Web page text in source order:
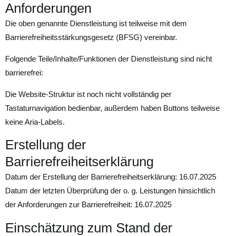
Anforderungen
Die oben genannte Dienstleistung ist teilweise mit dem
Barrierefreiheitsstärkungsgesetz (BFSG) vereinbar.
Folgende Teile/Inhalte/Funktionen der Dienstleistung sind nicht
barrierefrei:
Die Website-Struktur ist noch nicht vollständig per
Tastaturnavigation bedienbar, außerdem haben Buttons teilweise
keine Aria-Labels.
Erstellung der
Barrierefreiheitserklärung
Datum der Erstellung der Barrierefreiheitserklärung: 16.07.2025
Datum der letzten Überprüfung der o. g. Leistungen hinsichtlich
der Anforderungen zur Barrierefreiheit: 16.07.2025
Einschätzung zum Stand der